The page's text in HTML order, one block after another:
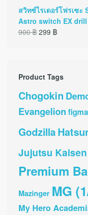
สวิทซ์ไรเดอร์โฟรเซะ
Astro switch EX drill
900฿ 299 ฿
Product Tags
Chogokin
Evangelion figma
Godzilla
Jujutsu Kaisen
Premium
Mazinger MG
My Hero